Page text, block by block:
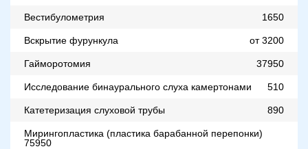
Вестибулометрия 1650
Вскрытие фурункула от 3200
Гайморотомия 37950
Исследование бинаурального слуха камертонами 510
Катетеризация слуховой трубы 890
Мирингопластика (пластика барабанной перепонки)
75950